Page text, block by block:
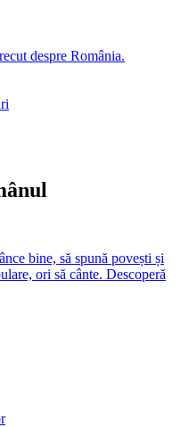
despre România.
bine, să spună povești și
ori să cânte. Descoperă